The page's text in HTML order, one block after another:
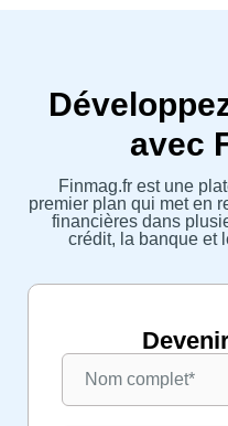
avec
Finmag.fr est une
premier plan qui met en
financières dans
crédit, la banque et